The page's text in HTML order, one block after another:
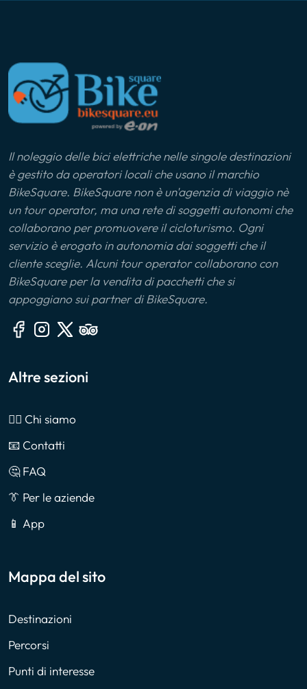
Il noleggio delle bici elettriche nelle singole destinazioni
è gestito da operatori locali che usano il marchio
BikeSquare. BikeSquare non è un'agenzia di viaggio nè
un tour operator, ma una rete di soggetti autonomi che
collaborano per promuovere il cicloturismo. Ogni
servizio è erogato in autonomia dai soggetti che il
cliente sceglie. Alcuni tour operator collaborano con
BikeSquare per la vendita di pacchetti che si
appoggiano sui partner di BikeSquare.
Altre sezioni
🙎‍♂️ Chi siamo
📧 Contatti
🤔 FAQ
👔 Per le aziende
📱 App
Mappa del sito
Destinazioni
Percorsi
Punti di interesse